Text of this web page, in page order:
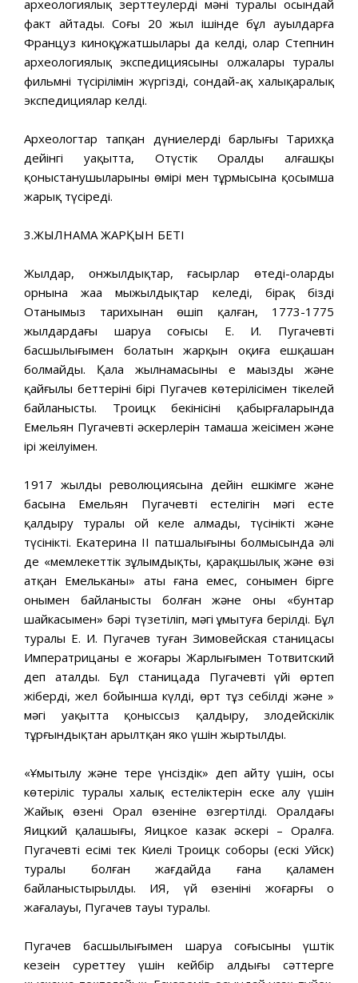
археологиялық зерттеулердің мәні туралы осындай
факт айтады. Соңғы 20 жыл ішінде бұл ауылдарға
Француз киноқұжатшылары да келді, олар Степнин
археологиялық экспедициясының олжалары туралы
фильмнің түсірілімін жүргізді, сондай-ақ халықаралық
экспедициялар келді.
Археологтар тапқан дүниелердің барлығы Тарихқа
дейінгі уақытта, Оңтүстік Оралдың алғашқы
қоныстанушыларының өмірі мен тұрмысына қосымша
жарық түсіреді.
3.ЖЫЛНАМА ЖАРҚЫН БЕТІ
Жылдар, онжылдықтар, ғасырлар өтеді-олардың
орнына жаңа мыңжылдықтар келеді, бірақ біздің
Отанымыз тарихынан өшіп қалған, 1773-1775
жылдардағы шаруа соғысы Е. И. Пугачевтің
басшылығымен болатын жарқын оқиға ешқашан
болмайды. Қала жылнамасының ең маңызды және
қайғылы беттерінің бірі Пугачев көтерілісімен тікелей
байланысты. Троицк бекінісінің қабырғаларында
Емельян Пугачевтің әскерлерін тамаша жеңісімен және
ірі жеңілуімен.
1917 жылдың революциясына дейін ешкімге және
басына Емельян Пугачевтің естелігін мәңгі есте
қалдыру туралы ой келе алмады, түсінікті және
түсінікті. Екатерина II патшалығының болмысында әлі
де «мемлекеттік зұлымдықтың, қарақшылық және өзі
атқан Емельканың» аты ғана емес, сонымен бірге
онымен байланысты болған және оның «бунтар
шайкасымен» бәрі түзетіліп, мәңгі ұмытуға берілді. Бұл
туралы Е. И. Пугачев туған Зимовейская станицасы
Императрицаның ең жоғары Жарлығымен Тотвитский
деп аталды. Бұл станицада Пугачевтің үйі өртеп
жіберді, жел бойынша күлді, өрт тұз себілді және »
мәңгі уақытта қоныссыз қалдыру, злодейскілік
тұрғындықтан арылтқан яко үшін жыртылды.
«Ұмытылу және терең үнсіздік» деп айту үшін, осы
көтеріліс туралы халық естеліктерін еске алу үшін
Жайық өзені Орал өзеніне өзгертілді. Оралдағы
Яицкий қалашығы, Яицкое казак әскері – Оралға.
Пугачевтің есімі тек Киелі Троицк соборы (ескі Уйск)
туралы болған жағдайда ғана қаламен
байланыстырылды. ИЯ, үй өзенінің жоғарғы оң
жағалауы, Пугачев тауы туралы.
Пугачев басшылығымен шаруа соғысының үштік
кезеңін суреттеу үшін кейбір алдыңғы сәттерге